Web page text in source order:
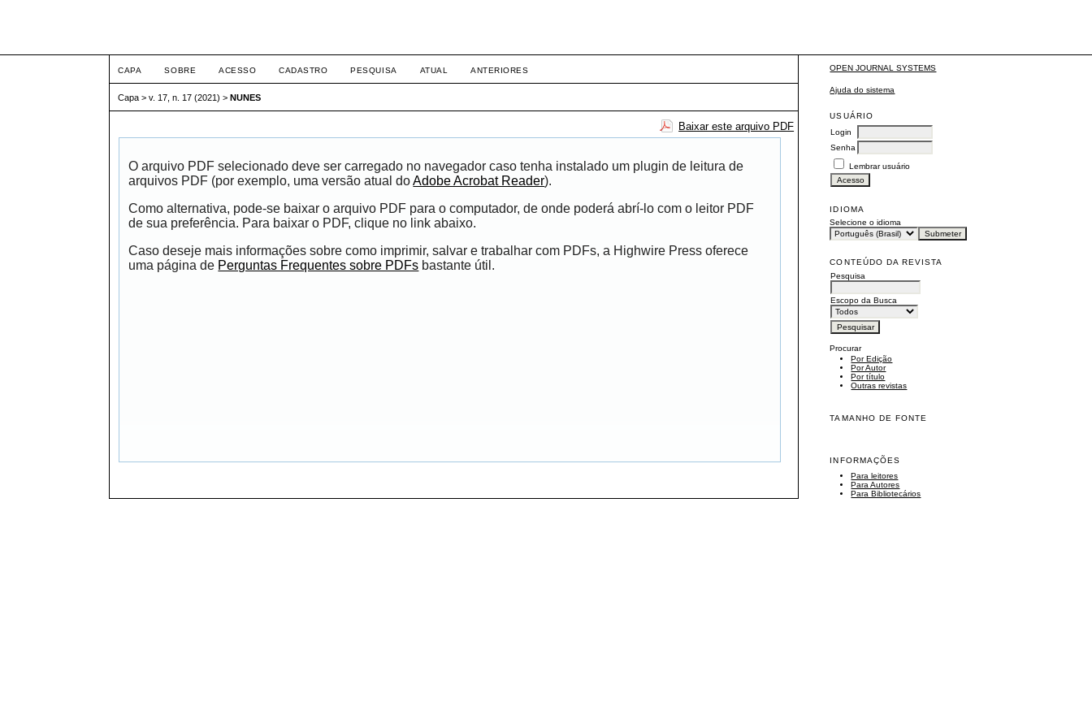
OPEN JOURNAL SYSTEMS
Ajuda do sistema
USUÁRIO
Login
Senha
Lembrar usuário
IDIOMA
Selecione o idioma
CONTEÚDO DA REVISTA
Pesquisa
Escopo da Busca
Procurar
Por Edição
Por Autor
Por título
Outras revistas
TAMANHO DE FONTE
INFORMAÇÕES
Para leitores
Para Autores
Para Bibliotecários
CAPA SOBRE ACESSO CADASTRO PESQUISA ATUAL ANTERIORES
Capa >v. 17, n. 17 (2021) >NUNES
Baixar este arquivo PDF
O arquivo PDF selecionado deve ser carregado no navegador caso tenha instalado um plugin de leitura de
arquivos PDF (por exemplo, uma versão atual doAdobe Acrobat Reader).
Como alternativa, pode-se baixar o arquivo PDF para o computador, de onde poderá abrí-lo com o leitor PDF
de sua preferência. Para baixar o PDF, clique no link abaixo.
Caso deseje mais informações sobre como imprimir, salvar e trabalhar com PDFs, a Highwire Press oferece
uma página de Perguntas Frequentes sobre PDFs bastante útil.